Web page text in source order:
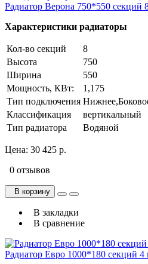
Радиатор Верона 750*550 секций
Характеристики радиаторы
Кол-во секций
8
Высота
750
Ширина
550
Мощность, КВт:
1,175
Тип подключения
Классификация
вертикальный
Тип радиатора
Водяной
Цена: 30 425 р.
0 отзывов
В корзину
В закладки
В сравнение
Радиатор Евро 1000*180 секций 4